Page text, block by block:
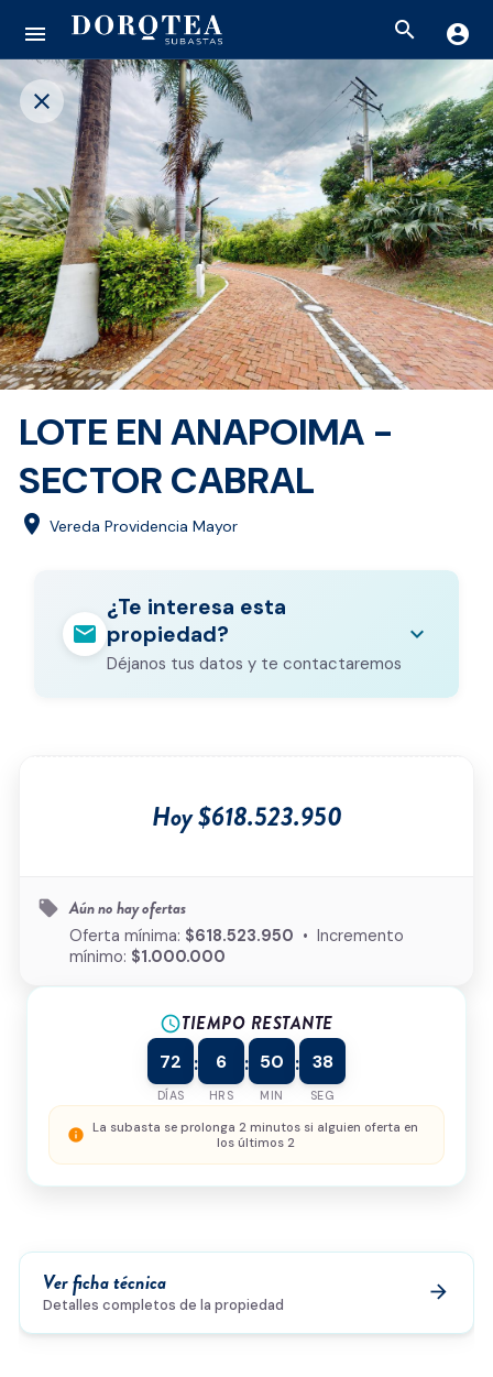
menu search account_circle
close
LOTE EN ANAPOIMA -
SECTOR CABRAL
location_on Vereda Providencia Mayor
mail
¿Te interesa esta
propiedad?
Déjanos tus datos y te contactaremos
expand_more
Tipo de inmueble *
¿Cómo podemos ayudarte?
0/500
política de privacidady el
datos*
Hoy $618.523.950
local_offer Aún no hay ofertas
Oferta mínima: $618.523.950 • Incremento
mínimo: $1.000.000
scheduleTIEMPO RESTANTE
72
DÍAS
: 6
HRS
: 50
MIN
: 38
SEG
info La subasta se prolonga 2 minutos si alguien oferta en
los últimos 2
Ver ficha técnica
Detalles completos de la propiedad
arrow_forward